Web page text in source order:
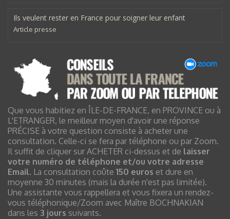
Ils veulent rester en France pour soigner leur enfant
Article presse
Que vous habitiez en ÎLE-DE-FRANCE, en PROVINCE ou à
L'ETRANGER, le meilleur moyen d'avoir une réponse
PRÉCISE à votre question consiste à acheter une
consultation. Celle-ci se fera par téléphone ou par Zoom.
Il suffit de cliquer sur ACHETER ci-dessus et de laisser
votre numéro de téléphone et/ou votre adresse
Email. La consultation coûte 150 euros et dure en
moyenne 30 minutes (mais la durée n'est pas limitée).
Une assistante vous rappellera et vous fixera un rendez-
vous téléphonique/Zoom avec Maître BOCHNAKIAN
dans les 3 jours suivants.